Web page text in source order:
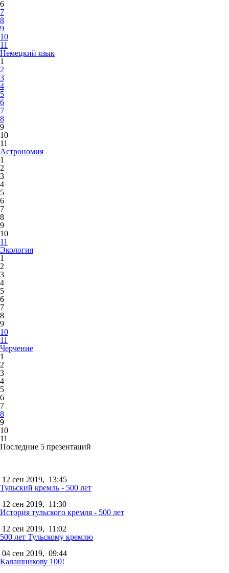
6
7
8
9
10
11
Немецкий язык
1
2
3
4
5
6
7
8
9
10
11
Астрономия
1
2
3
4
5
6
7
8
9
10
11
Экология
1
2
3
4
5
6
7
8
9
10
11
Черчение
1
2
3
4
5
6
7
8
9
10
11
Последние 5 презентаций
12 сен 2019, 13:45
Тульский кремль - 500 лет
12 сен 2019, 11:30
История тульского кремля - 500 лет
12 сен 2019, 11:02
500 лет Тульскому кремлю
04 сен 2019, 09:44
Калашникову 100!